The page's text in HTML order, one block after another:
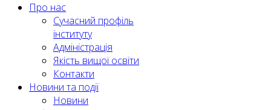
Про нас
Сучасний профіль
інституту
Адміністрація
Якість вищої освіти
Контакти
Новини та події
Новини